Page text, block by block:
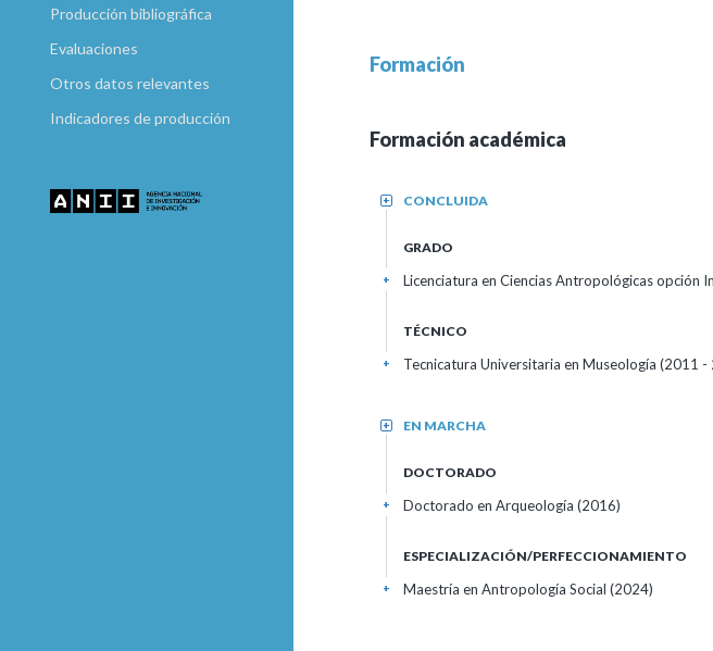
Producción bibliográfica
Evaluaciones
Otros datos relevantes
Indicadores de producción
Formación
Formación académica
CONCLUIDA
+
GRADO
Licenciatura en Ciencias Antropológicas opción
+
TÉCNICO
Tecnicatura Universitaria en Museología (2011 -
+
EN MARCHA
+
DOCTORADO
Doctorado en Arqueología (2016)
+
ESPECIALIZACIÓN/PERFECCIONAMIENTO
Maestría en Antropología Social (2024)
+